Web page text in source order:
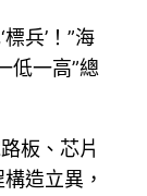
兵’！”海
低一高”總
板、芯片
造立異，